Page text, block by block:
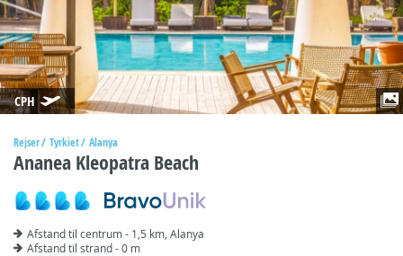
CPH
Rejser Tyrkiet Alanya
Ananea Kleopatra Beach
Afstand til centrum - 1,5 km, Alanya
Afstand til strand - 0 m